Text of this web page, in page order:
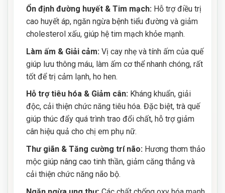
Ổn định đường huyết & Tim mạch: Hỗ trợ điều trị
cao huyết áp, ngăn ngừa bệnh tiểu đường và giảm
cholesterol xấu, giúp hệ tim mạch khỏe mạnh.
Làm ấm & Giải cảm: Vị cay nhẹ và tính ấm của quế
giúp lưu thông máu, làm ấm cơ thể nhanh chóng, rất
tốt để trị cảm lạnh, ho hen.
Hỗ trợ tiêu hóa & Giảm cân: Kháng khuẩn, giải
độc, cải thiện chức năng tiêu hóa. Đặc biệt, trà quế
giúp thúc đẩy quá trình trao đổi chất, hỗ trợ giảm
cân hiệu quả cho chị em phụ nữ.
Thư giãn & Tăng cường trí não: Hương thơm thảo
mộc giúp nâng cao tinh thần, giảm căng thẳng và
cải thiện chức năng não bộ.